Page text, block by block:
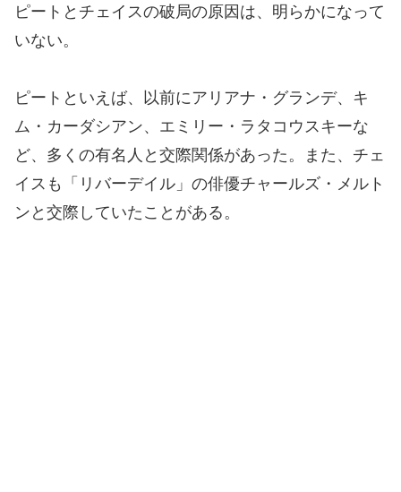
ピートとチェイスの破局の原因は、明らかになって
いない。
ピートといえば、以前にアリアナ・グランデ、キ
ム・カーダシアン、エミリー・ラタコウスキーな
ど、多くの有名人と交際関係があった。また、チェ
イスも「リバーデイル」の俳優チャールズ・メルト
ンと交際していたことがある。